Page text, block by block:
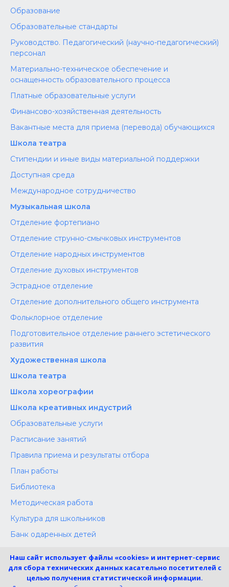
Образование
Образовательные стандарты
Руководство. Педагогический (научно-педагогический)
персонал
Материально-техническое обеспечение и
оснащенность образовательного процесса
Платные образовательные услуги
Финансово-хозяйственная деятельность
Вакантные места для приема (перевода) обучающихся
Школа театра
Стипендии и иные виды материальной поддержки
Доступная среда
Международное сотрудничество
Музыкальная школа
Отделение фортепиано
Отделение струнно-смычковых инструментов
Отделение народных инструментов
Отделение духовых инструментов
Эстрадное отделение
Отделение дополнительного общего инструмента
Фольклорное отделение
Подготовительное отделение раннего эстетического
развития
Художественная школа
Школа‌‌‌‌ театра
Школа хореографии
Школа креативных индустрий
Образовательные услуги
Расписание занятий
Правила приема и результаты отбора
План работы
Библиотека
Методическая работа
Культура для школьников
Банк одаренных детей
Независимая оценка
Меры поддержки участников СВО
Наш сайт использует файлы «cookies» и интернет-сервис
для сбора технических данных касательно посетителей с
целью получения статистической информации.